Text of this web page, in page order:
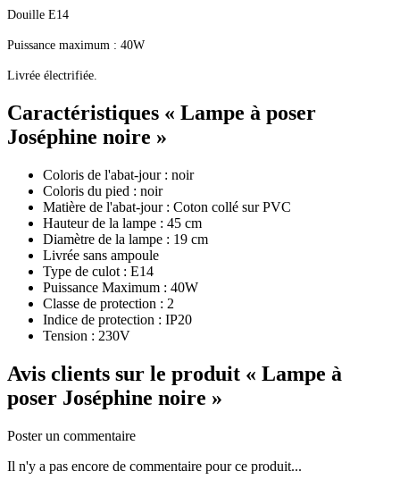
Douille E14
Puissance maximum : 40W
Livrée électrifiée.
Caractéristiques « Lampe à poser
Joséphine noire »
Coloris de l'abat-jour : noir
Coloris du pied : noir
Matière de l'abat-jour : Coton collé sur PVC
Hauteur de la lampe : 45 cm
Diamètre de la lampe : 19 cm
Livrée sans ampoule
Type de culot : E14
Puissance Maximum : 40W
Classe de protection : 2
Indice de protection : IP20
Tension : 230V
Avis clients sur le produit « Lampe à
poser Joséphine noire »
Poster un commentaire
Il n'y a pas encore de commentaire pour ce produit...